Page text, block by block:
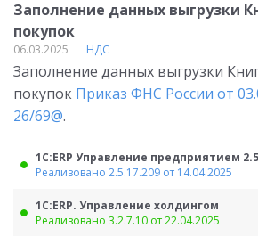
Заполнение данных выгрузки
покупок
06.03.2025 НДС
Заполнение данных выгрузки
покупок Приказ ФНС России от
26/69@.
1С:ERP Управление предприятием 2.5
Реализовано 2.5.17.209 от 14.04.2025
1С:ERP. Управление холдингом
Реализовано 3.2.7.10 от 22.04.2025